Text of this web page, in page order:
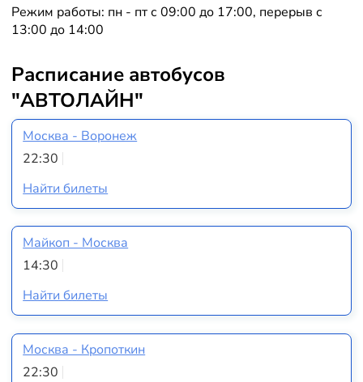
Режим работы: пн - пт с 09:00 до 17:00, перерыв с
13:00 до 14:00
Расписание автобусов
"АВТОЛАЙН"
Москва - Воронеж
22:30
Найти билеты
Майкоп - Москва
14:30
Найти билеты
Москва - Кропоткин
22:30